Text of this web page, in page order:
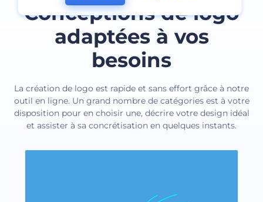
Conceptions de logo
adaptées à vos
besoins
La création de logo est rapide et sans effort grâce à notre
outil en ligne. Un grand nombre de catégories est à votre
disposition pour en choisir une, décrire votre design idéal
et assister à sa concrétisation en quelques instants.